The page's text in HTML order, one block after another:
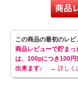
商品
この商品の最初のレ
商品レビューで貯まっ
は、100pにつき100
出来ます♪
→ 詳しく